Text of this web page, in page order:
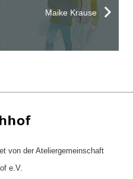
Maike Krause
von der Ateliergemeinschaft
e.V.